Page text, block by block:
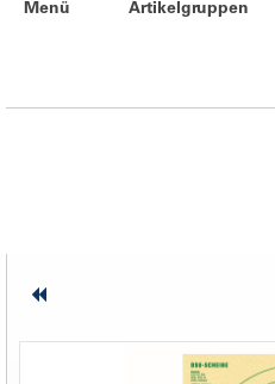
Menü Artikelgruppen